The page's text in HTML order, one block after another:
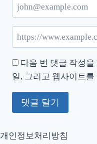
다음 번 댓글 작성
일, 그리고 웹사이트를
개인정보처리방침